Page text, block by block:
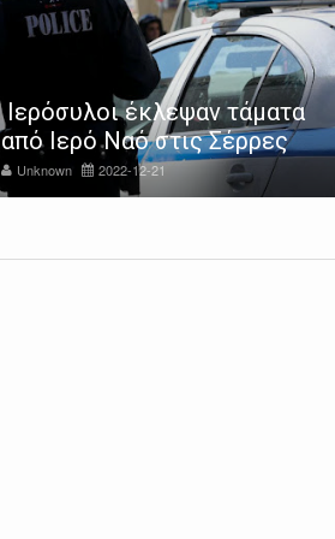
Μαθητές του 5ου Γυμνασίου
Σερρών παρέδωσαν είδη
πρώτης ανάγκης στο
"Χαμόγελο του παιδιού"
Unknown 2022-12-22